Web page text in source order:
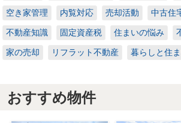
空き家管理 内覧対応 売却活動 中古住
不動産知識 固定資産税 住まいの悩み
家の売却 リフラット不動産 暮らしと住
おすすめ物件